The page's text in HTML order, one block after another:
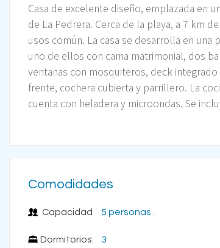
Casa de excelente diseño, emplazada en
de La Pedrera. Cerca de la playa, a 7 km
usos común. La casa se desarrolla en
uno de ellos con cama matrimonial, dos
ventanas con mosquiteros, deck
frente, cochera cubierta y parrillero. La
cuenta con heladera y microondas. Se
Comodidades
Capacidad
Dormitorios:
5 personas .
3